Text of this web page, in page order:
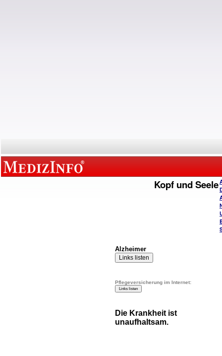
Kopf und Seele
Alzheimer
Pflegeversicherung im Internet:
Die Krankheit ist
unaufhaltsam.